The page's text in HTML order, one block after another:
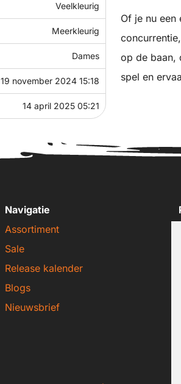
Veelkleurig
Meerkleurig
Dames
19 november 2024 15:18
14 april 2025 05:21
Of je nu
op de baan,
spel en
Navigatie
Assortiment
Sale
Release kalender
Blogs
Nieuwsbrief